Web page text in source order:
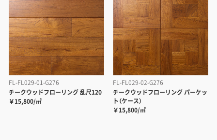
FL-FL029-01-G276
チークウッドフローリング 乱尺120
￥15,800/㎡
FL-FL029-02-G276
チークウッドフローリング パーケッ
ト（ケース）
￥15,800/㎡